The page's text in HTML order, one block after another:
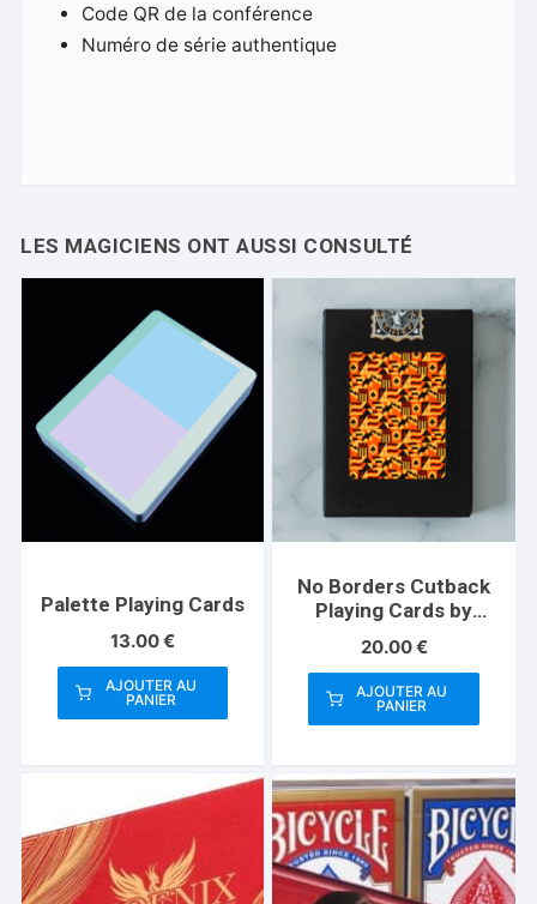
Code QR de la conférence
Numéro de série authentique
Palette Playing Cards
13.00€
AJOUTER AU
PANIER
No Borders Cutback
Playing Cards by
20.00€
AJOUTER AU
PANIER